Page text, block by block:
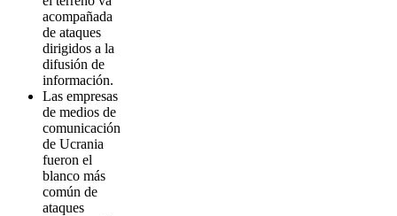
acompañada
de ataques
dirigidos a la
difusión de
información.
Las empresas
de medios de
comunicación
de Ucrania
fueron el
blanco más
común de
ataques